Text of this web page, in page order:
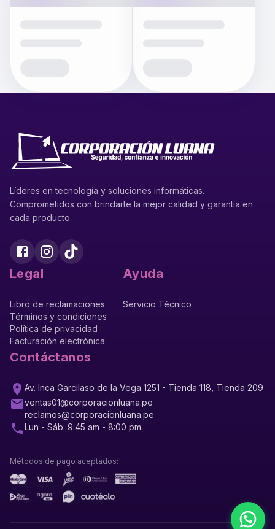
Líderes en tecnología y soluciones informáticas.
Comprometidos con brindarte la mejor calidad y garantía en
cada producto.
Legal
Libro de reclamaciones
Términos y condiciones
Política de privacidad
Facturación electrónica
Ayuda
Servicio Técnico
Contáctanos
Av. Inca Garcilaso de la Vega 1251 - Tienda 118, Tienda 209
ventas01@corporacionluana.pe
reclamos@corporacionluana.pe
Lun - Sáb: 9:45 am - 8:00 pm
Métodos de pago aceptados: